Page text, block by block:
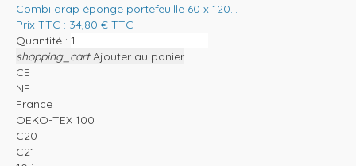
Combi drap éponge portefeuille 60 x 120...
Prix TTC : 34,80 € TTC
Quantité :
shopping_cart Ajouter au panier
CE
NF
France
OEKO-TEX 100
C20
C21